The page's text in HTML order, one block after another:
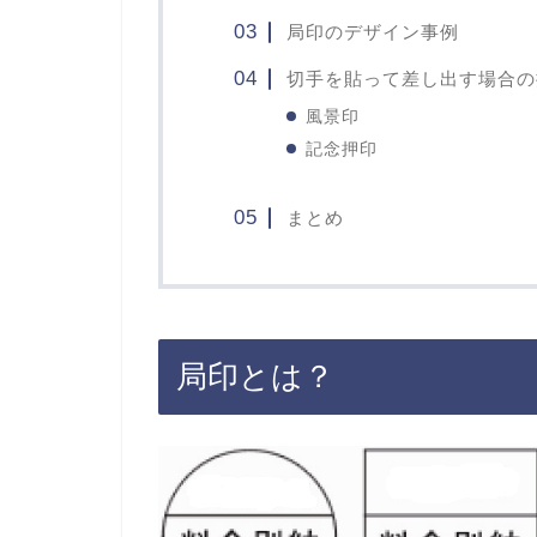
局印のデザイン事例
切手を貼って差し出す場合
風景印
記念押印
まとめ
局印とは？